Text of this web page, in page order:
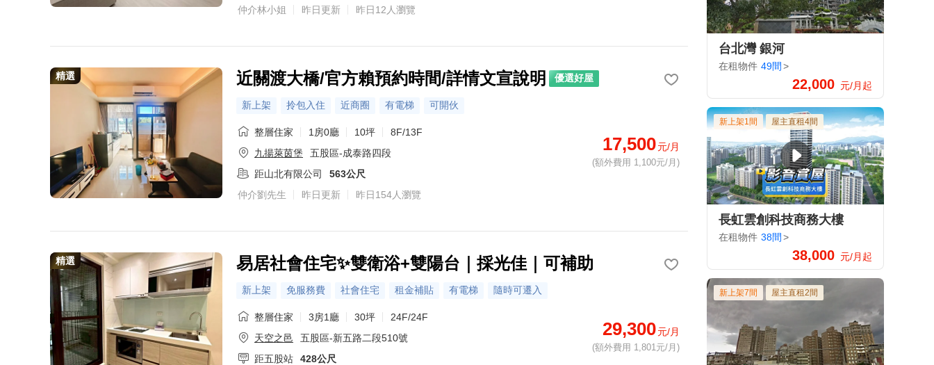
仲介林小姐
昨日更新 昨日12人瀏覽
精選 近關渡大橋/官方賴預約時間/詳情文宣說明 優選好屋
新上架 拎包入住 近商圈 有電梯 可開伙
整層住家 1房0廳 10坪
8F/13F
九揚萊茵堡
五股區-成泰路四段
距山北有限公司
563公尺
仲介劉先生
昨日更新 昨日154人瀏覽
17,500元/月
(額外費用 1,100元/月)
精選 易居社會住宅✨雙衛浴+雙陽台｜採光佳｜可補助
新上架 免服務費 社會住宅 租金補貼 有電梯 隨時可遷入
整層住家 3房1廳 30坪
24F/24F
天空之邑
五股區-新五路二段510號
距五股站
428公尺
29,300元/月
(額外費用 1,801元/月)
台北灣 銀河
在租物件 49間 >
22,000 元/月起
新上架1間 屋主直租4間
長虹雲創科技商務大樓
在租物件 38間 >
38,000 元/月起
新上架7間 屋主直租2間